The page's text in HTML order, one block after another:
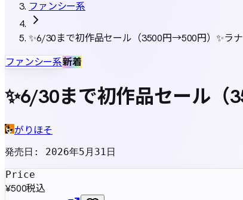
ファンシー系
✨6/30まで初作品セール（3500円→500円）✨ラナ
ファンシー系新着
✨6/30まで初作品セール（
がりほそ
発売日 :
2026年5月31日
Price
¥500税込